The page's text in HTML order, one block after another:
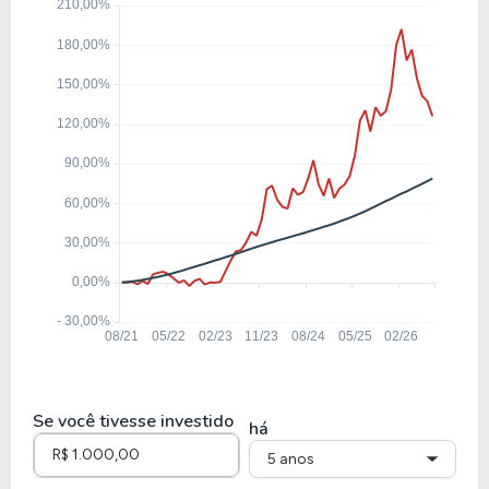
ENEV3
6,36%
EQTL3
1,88
Se você tivesse investido há
5 anos